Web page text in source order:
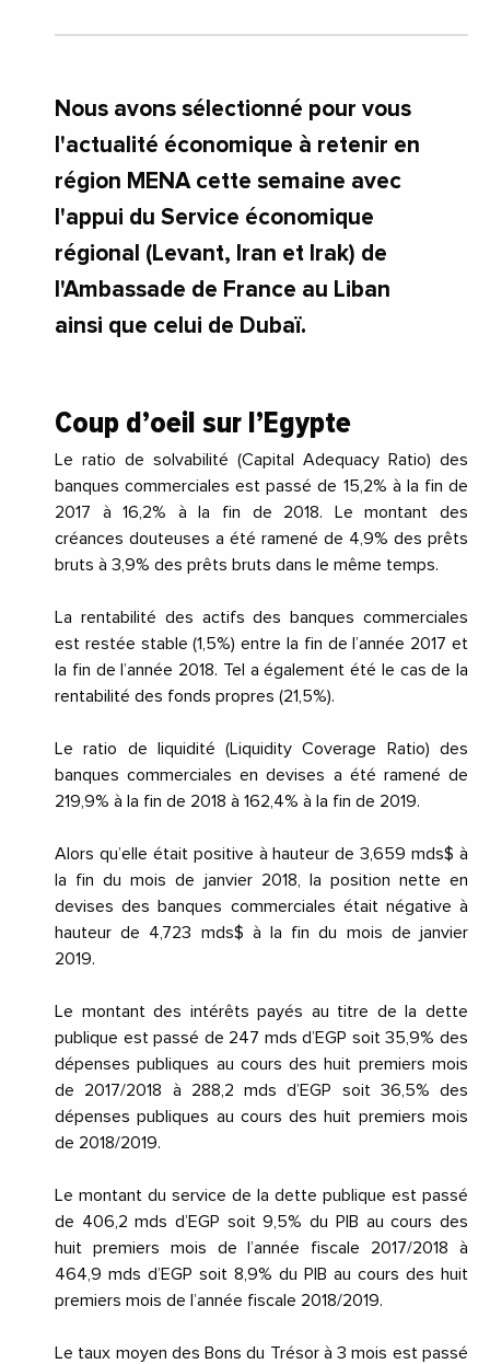
Nous avons sélectionné pour vous
l'actualité économique à retenir en
région MENA cette semaine avec
l'appui du Service économique
régional (Levant, Iran et Irak) de
l'Ambassade de France au Liban
ainsi que celui de Dubaï.
Coup d’oeil sur l’Egypte
Le ratio de solvabilité (Capital Adequacy Ratio) des
banques commerciales est passé de 15,2% à la fin de
2017 à 16,2% à la fin de 2018. Le montant des
créances douteuses a été ramené de 4,9% des prêts
bruts à 3,9% des prêts bruts dans le même temps.
La rentabilité des actifs des banques commerciales
est restée stable (1,5%) entre la fin de l’année 2017 et
la fin de l’année 2018. Tel a également été le cas de la
rentabilité des fonds propres (21,5%).
Le ratio de liquidité (Liquidity Coverage Ratio) des
banques commerciales en devises a été ramené de
219,9% à la fin de 2018 à 162,4% à la fin de 2019.
Alors qu’elle était positive à hauteur de 3,659 mds$ à
la fin du mois de janvier 2018, la position nette en
devises des banques commerciales était négative à
hauteur de 4,723 mds$ à la fin du mois de janvier
2019.
Le montant des intérêts payés au titre de la dette
publique est passé de 247 mds d’EGP soit 35,9% des
dépenses publiques au cours des huit premiers mois
de 2017/2018 à 288,2 mds d’EGP soit 36,5% des
dépenses publiques au cours des huit premiers mois
de 2018/2019.
Le montant du service de la dette publique est passé
de 406,2 mds d’EGP soit 9,5% du PIB au cours des
huit premiers mois de l’année fiscale 2017/2018 à
464,9 mds d’EGP soit 8,9% du PIB au cours des huit
premiers mois de l’année fiscale 2018/2019.
Le taux moyen des Bons du Trésor à 3 mois est passé